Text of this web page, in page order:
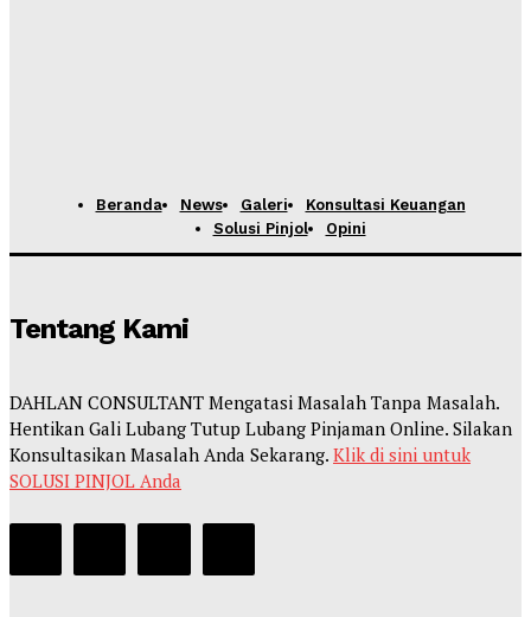
Beranda News Galeri
Konsultasi Keuangan
Solusi Pinjol
Opini
Tentang Kami
DAHLAN CONSULTANT Mengatasi Masalah Tanpa Masalah.
Hentikan Gali Lubang Tutup Lubang Pinjaman Online. Silakan
Konsultasikan Masalah Anda Sekarang. Klik di sini untuk
SOLUSI PINJOL Anda